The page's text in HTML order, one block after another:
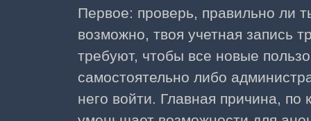
Первое: проверь, правильно ли
возможно, твоя учетная запись
требуют, чтобы все новые
самостоятельно либо
него войти. Главная причина,